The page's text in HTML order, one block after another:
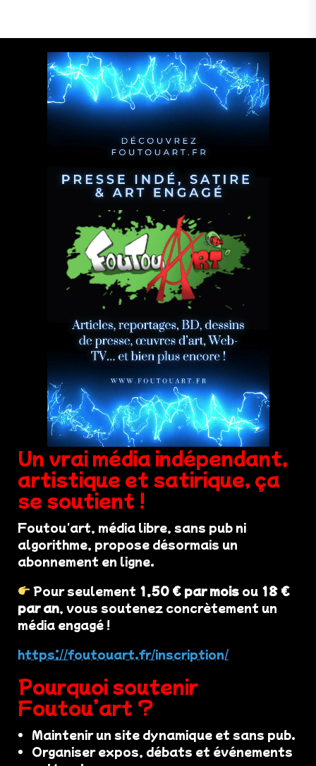
Un vrai média indépendant,
artistique et satirique, ça
se soutient !
Foutou'art, média libre, sans pub ni
algorithme, propose désormais un
abonnement en ligne.
Pour seulement 1,50 € par mois ou 18 €
par an, vous soutenez concrètement un
média engagé !
https://foutouart.fr/inscription/
Pourquoi soutenir
Foutou’art ?
Maintenir un site dynamique et sans pub.
Organiser expos, débats et événements